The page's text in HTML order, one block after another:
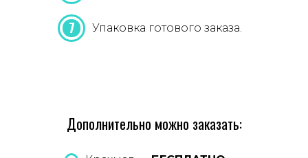
Дополнительно можно заказать:
Упаковка готового заказа.
7